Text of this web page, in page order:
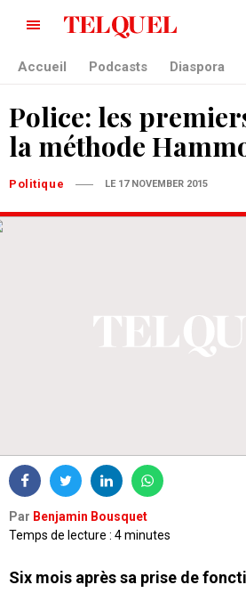
Accueil Podcasts Diaspora
Police: les
la méthode
Politique LE 17 NOVEMBER 2015
Par Benjamin Bousquet
Temps de lecture : 4 minutes
Six mois après sa prise de